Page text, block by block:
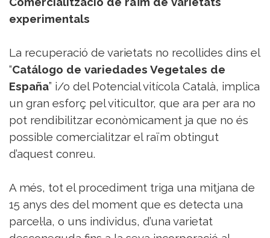
experimentals
La recuperació de varietats no recollides dins el
“Catálogo de variedades Vegetales de
España” i/o del Potencial vitícola Català, implica
un gran esforç pel viticultor, que ara per ara no
pot rendibilitzar econòmicament ja que no és
possible comercialitzar el raïm obtingut
d’aquest conreu.
A més, tot el procediment triga una mitjana de
15 anys des del moment que es detecta una
parcel·la, o uns individus, d’una varietat